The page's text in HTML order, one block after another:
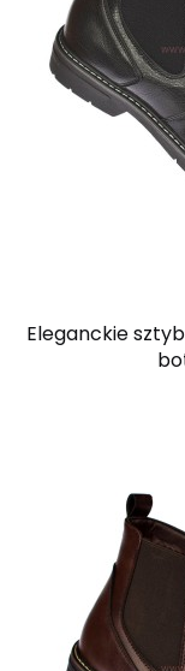
Eleganckie